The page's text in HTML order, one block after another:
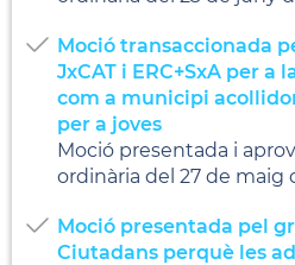
Moció transaccionada
JxCAT i ERC+SxA per
com a municipi
per a joves
Moció presentada i
ordinària del 27 de maig
Moció presentada pel
Ciutadans perquè les